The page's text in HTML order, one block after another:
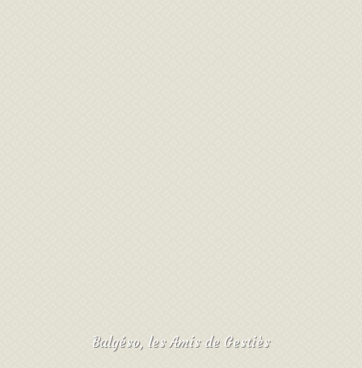
Balgéso, les Amis de Gestiès